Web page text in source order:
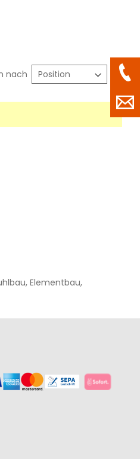
nach
In
Elementbau,